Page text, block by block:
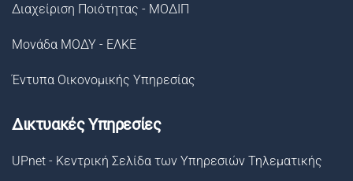
Διαχείριση Ποιότητας - ΜΟΔΙΠ
Μονάδα ΜΟΔΥ - ΕΛΚΕ
Έντυπα Οικονομικής Υπηρεσίας
Δικτυακές Υπηρεσίες
UPnet - Κεντρική Σελίδα των Υπηρεσιών Τηλεματικής